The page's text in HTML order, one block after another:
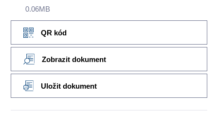
0.06MB
QR kód
Zobrazit dokument
Uložit dokument